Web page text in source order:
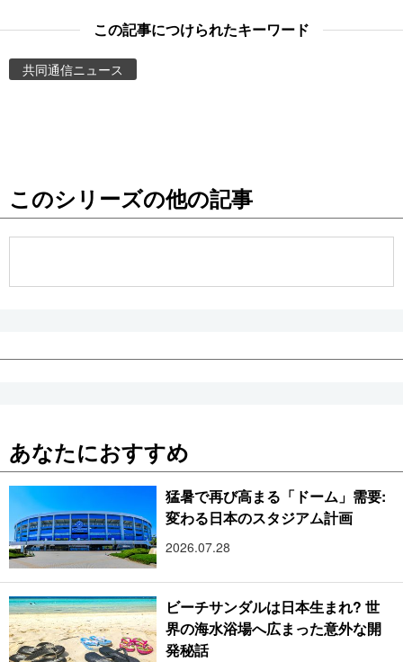
Images
People
公式SNS
この記事につけられたキーワード
共同通信ニュース
このシリーズの他の記事
あなたにおすすめ
猛暑で再び高まる「ドーム」需要:
変わる日本のスタジアム計画
2026.07.28
ビーチサンダルは日本生まれ? 世
界の海水浴場へ広まった意外な開
発秘話